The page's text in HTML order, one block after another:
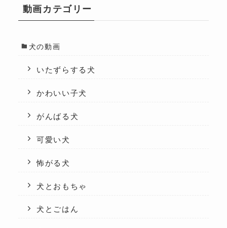
動画カテゴリー
犬の動画
いたずらする犬
かわいい子犬
がんばる犬
可愛い犬
怖がる犬
犬とおもちゃ
犬とごはん